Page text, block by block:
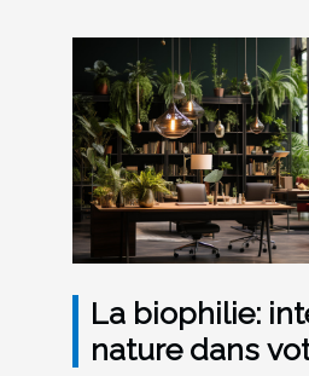
La biophilie:
nature dans